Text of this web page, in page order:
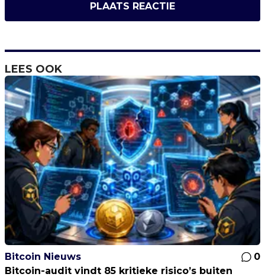
PLAATS REACTIE
LEES OOK
Bitcoin Nieuws
0
Bitcoin-audit vindt 85 kritieke risico’s buiten